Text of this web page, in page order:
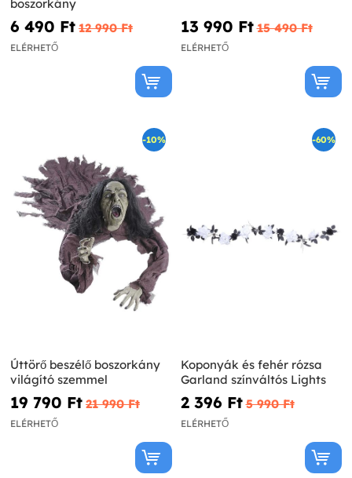
boszorkány
6 490 Ft‎ 12 990 Ft‎
ELÉRHETŐ
13 990 Ft‎ 15 490 Ft‎
ELÉRHETŐ
-10%
Úttörő beszélő boszorkány
világító szemmel
19 790 Ft‎ 21 990 Ft‎
ELÉRHETŐ
-60%
Koponyák és fehér rózsa
Garland színváltós Lights
2 396 Ft‎ 5 990 Ft‎
ELÉRHETŐ